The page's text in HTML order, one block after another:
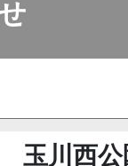
玉川西